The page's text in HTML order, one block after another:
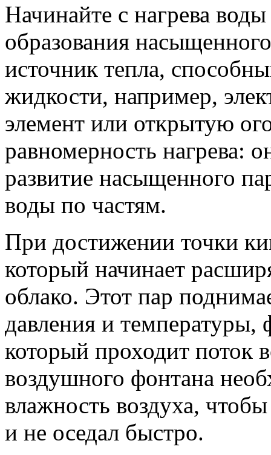
Начинайте с нагрева
образования
источник тепла,
жидкости, например,
элемент или открытую
равномерность нагрева:
развитие насыщенного
воды по частям.
При достижении точки
который начинает
облако. Этот пар
давления и температуры,
который проходит поток
воздушного фонтана
влажность воздуха,
и не оседал быстро.